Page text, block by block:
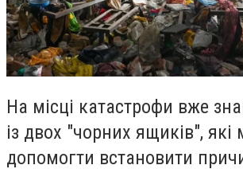
На місці катастрофи вже
із двох "чорних ящиків", які
допомогти встановити